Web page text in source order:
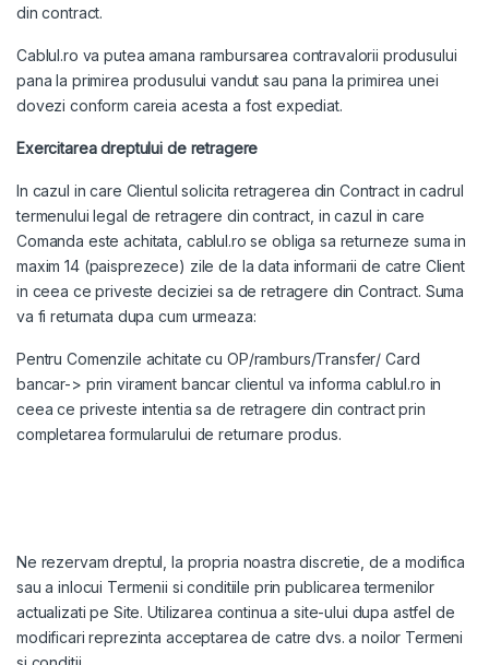
din contract.
Cablul.ro va putea amana rambursarea contravalorii produsului
pana la primirea produsului vandut sau pana la primirea unei
dovezi conform careia acesta a fost expediat.
Exercitarea dreptului de retragere
In cazul in care Clientul solicita retragerea din Contract in cadrul
termenului legal de retragere din contract, in cazul in care
Comanda este achitata, cablul.ro se obliga sa returneze suma in
maxim 14 (paisprezece) zile de la data informarii de catre Client
in ceea ce priveste deciziei sa de retragere din Contract. Suma
va fi returnata dupa cum urmeaza:
Pentru Comenzile achitate cu OP/ramburs/Transfer/ Card
bancar-> prin virament bancar clientul va informa cablul.ro in
ceea ce priveste intentia sa de retragere din contract prin
completareaformularului de returnare produs.
Ne rezervam dreptul, la propria noastra discretie, de a modifica
sau a inlocui Termenii si conditiile prin publicarea termenilor
actualizati pe Site. Utilizarea continua a site-ului dupa astfel de
modificari reprezinta acceptarea de catre dvs. a noilor Termeni